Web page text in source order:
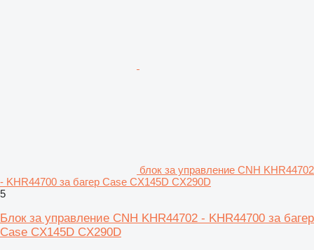
блок за управление CNH KHR44702
- KHR44700 за багер Case CX145D CX290D
5
Блок за управление CNH KHR44702 - KHR44700 за багер
Case CX145D CX290D